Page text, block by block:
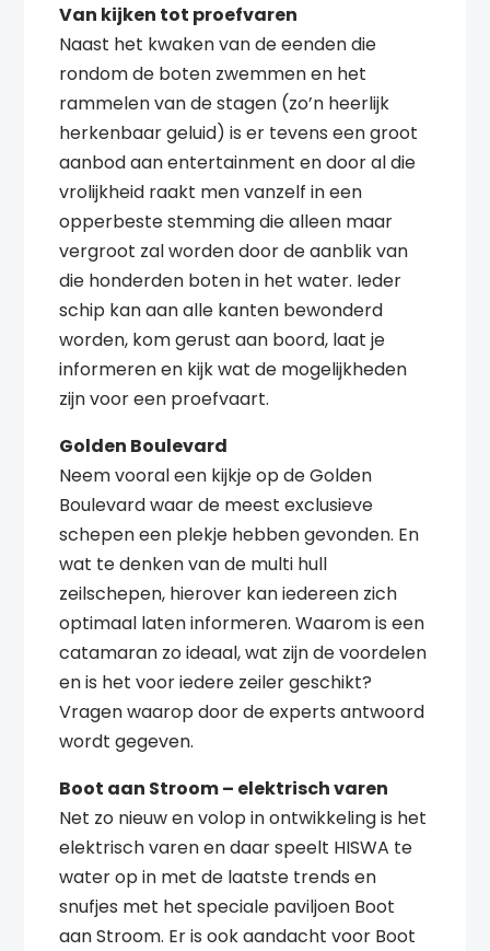
Van kijken tot proefvaren
Naast het kwaken van de eenden die
rondom de boten zwemmen en het
rammelen van de stagen (zo’n heerlijk
herkenbaar geluid) is er tevens een groot
aanbod aan entertainment en door al die
vrolijkheid raakt men vanzelf in een
opperbeste stemming die alleen maar
vergroot zal worden door de aanblik van
die honderden boten in het water. Ieder
schip kan aan alle kanten bewonderd
worden, kom gerust aan boord, laat je
informeren en kijk wat de mogelijkheden
zijn voor een proefvaart.
Golden Boulevard
Neem vooral een kijkje op de Golden
Boulevard waar de meest exclusieve
schepen een plekje hebben gevonden. En
wat te denken van de multi hull
zeilschepen, hierover kan iedereen zich
optimaal laten informeren. Waarom is een
catamaran zo ideaal, wat zijn de voordelen
en is het voor iedere zeiler geschikt?
Vragen waarop door de experts antwoord
wordt gegeven.
Boot aan Stroom – elektrisch varen
Net zo nieuw en volop in ontwikkeling is het
elektrisch varen en daar speelt HISWA te
water op in met de laatste trends en
snufjes met het speciale paviljoen Boot
aan Stroom. Er is ook aandacht voor Boot